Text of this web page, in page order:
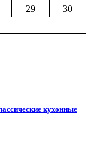
29
30
кухонные